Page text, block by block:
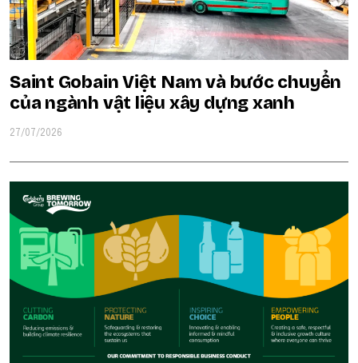
Saint Gobain Việt Nam và bước chuyển
của ngành vật liệu xây dựng xanh
27/07/2026